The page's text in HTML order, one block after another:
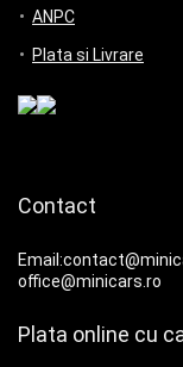
ANPC
Plata si Livrare
Contact
office@minicars.ro
Plata online cu